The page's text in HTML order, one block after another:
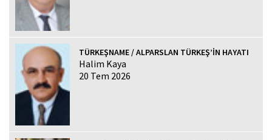
TÜRKEŞNAME / ALPARSLAN TÜRKEŞ’İN HAYATI
Halim Kaya
20 Tem 2026